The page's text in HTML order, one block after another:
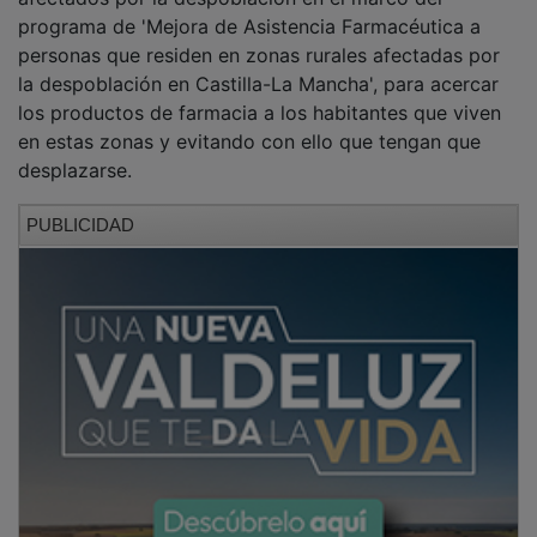
programa de 'Mejora de Asistencia Farmacéutica a
personas que residen en zonas rurales afectadas por
la despoblación en Castilla-La Mancha', para acercar
los productos de farmacia a los habitantes que viven
en estas zonas y evitando con ello que tengan que
desplazarse.